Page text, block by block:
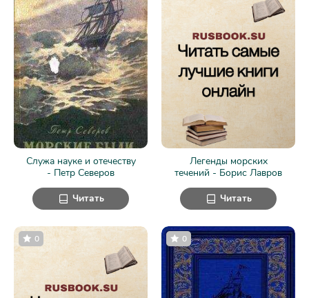
Служа науке и отечеству
- Петр Северов
Читать
Легенды морских
течений - Борис Лавров
Читать
0 0